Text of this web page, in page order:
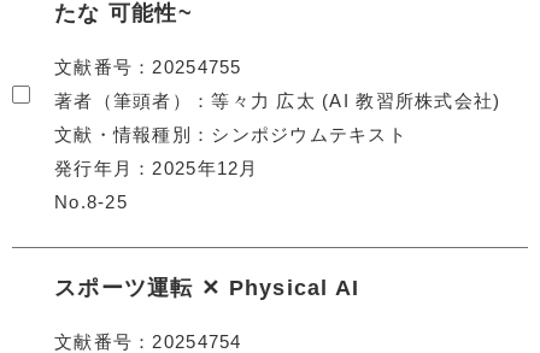
たな 可能性~
文献番号
20254755
著者（筆頭者）
等々力 広太 (AI 教習所株式会社)
文献・情報種別
シンポジウムテキスト
発行年月
2025年12月
No.8-25
スポーツ運転 ✕ Physical AI
文献番号
20254754